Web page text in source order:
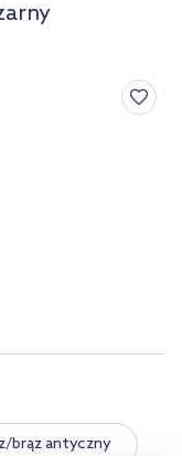
brąz antyczny